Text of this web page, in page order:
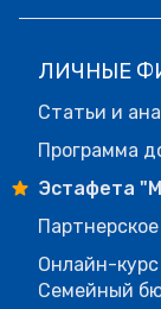
ЛИЧНЫЕ
Статьи и
Программа
Эстафета
Онлайн-курс
Семейный